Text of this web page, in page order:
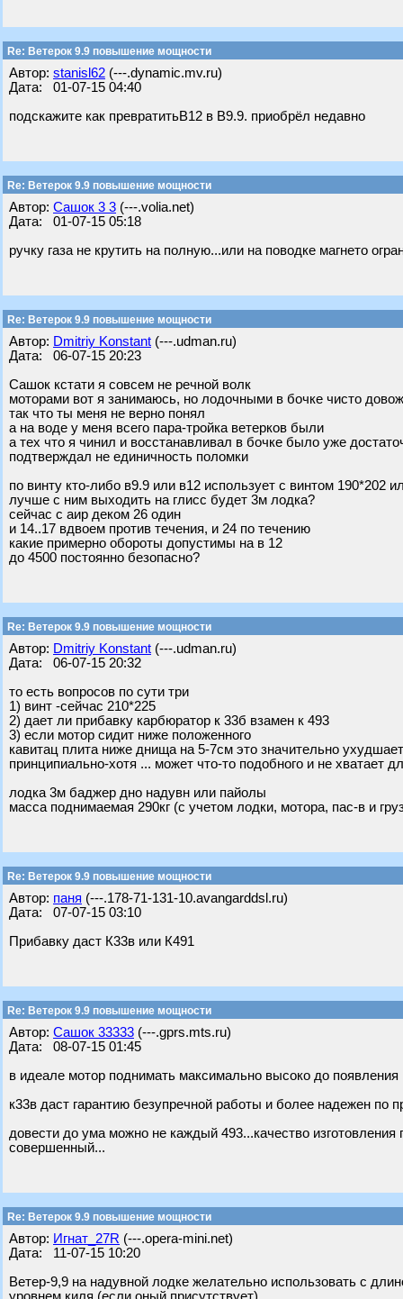
Re: Ветерок 9.9 повышение мощности
Автор: stanisl62 (---.dynamic.mv.ru)
Дата: 01-07-15 04:40
подскажите как превратитьВ12 в В9.9. приобрёл недавно
Re: Ветерок 9.9 повышение мощности
Автор: Сашок 3 3 (---.volia.net)
Дата: 01-07-15 05:18
ручку газа не крутить на полную...или на поводке магнето
Re: Ветерок 9.9 повышение мощности
Автор: Dmitriy Konstant (---.udman.ru)
Дата: 06-07-15 20:23
Сашок кстати я совсем не речной волк
моторами вот я занимаюсь, но лодочными в бочке чисто
так что ты меня не верно понял
а на воде у меня всего пара-тройка ветерков были
а тех что я чинил и восстанавливал в бочке было уже
подтверждал не единичность поломки
по винту кто-либо в9.9 или в12 использует с винтом 190*202
лучше с ним выходить на глисс будет 3м лодка?
сейчас с аир деком 26 один
и 14..17 вдвоем против течения, и 24 по течению
какие примерно обороты допустимы на в 12
до 4500 постоянно безопасно?
Re: Ветерок 9.9 повышение мощности
Автор: Dmitriy Konstant (---.udman.ru)
Дата: 06-07-15 20:32
то есть вопросов по сути три
1) винт -сейчас 210*225
2) дает ли прибавку карбюратор к 33б взамен к 493
3) если мотор сидит ниже положенного
кавитац плита ниже днища на 5-7см это значительно
принципиально-хотя ... может что-то подобного и не хватает
лодка 3м баджер дно надувн или пайолы
масса поднимаемая 290кг (с учетом лодки, мотора, пас-в и
Re: Ветерок 9.9 повышение мощности
Автор: паня (---.178-71-131-10.avangarddsl.ru)
Дата: 07-07-15 03:10
Прибавку даст К33в или К491
Re: Ветерок 9.9 повышение мощности
Автор: Сашок 33333 (---.gprs.mts.ru)
Дата: 08-07-15 01:45
в идеале мотор поднимать максимально высоко до
к33в даст гарантию безупречной работы и более надежен по
довести до ума можно не каждый 493...качество изготовления
совершенный...
Re: Ветерок 9.9 повышение мощности
Автор: Игнат_27R (---.opera-mini.net)
Дата: 11-07-15 10:20
Ветер-9,9 на надувной лодке желательно использовать с